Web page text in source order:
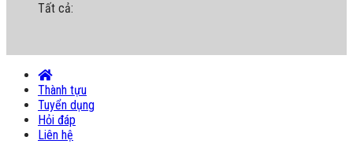
Tất cả:
Thành tựu
Tuyển dụng
Hỏi đáp
Liên hệ